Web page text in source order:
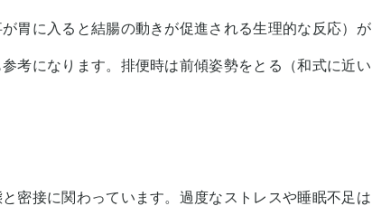
胃に入ると結腸の動きが促進される生理的な反応）が
考になります。排便時は前傾姿勢をとる（和式に近い
密接に関わっています。過度なストレスや睡眠不足は